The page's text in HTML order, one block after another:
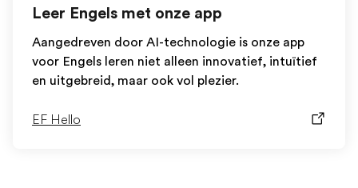
Leer Engels met onze app
Aangedreven door AI-technologie is onze app
voor Engels leren niet alleen innovatief, intuïtief
en uitgebreid, maar ook vol plezier.
EF Hello